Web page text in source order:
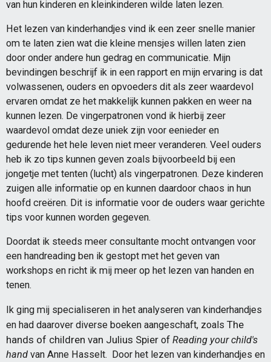
van hun kinderen en kleinkinderen wilde laten lezen.
Het lezen van kinderhandjes vind ik een zeer snelle manier
om te laten zien wat die kleine mensjes willen laten zien
door onder andere hun gedrag en communicatie. Mijn
bevindingen beschrijf ik in een rapport en mijn ervaring is dat
volwassenen, ouders en opvoeders dit als zeer waardevol
ervaren omdat ze het makkelijk kunnen pakken en weer na
kunnen lezen. De vingerpatronen vond ik hierbij zeer
waardevol omdat deze uniek zijn voor eenieder en
gedurende het hele leven niet meer veranderen. Veel ouders
heb ik zo tips kunnen geven zoals bijvoorbeeld bij een
jongetje met tenten (lucht) als vingerpatronen. Deze kinderen
zuigen alle informatie op en kunnen daardoor chaos in hun
hoofd creëren. Dit is informatie voor de ouders waar gerichte
tips voor kunnen worden gegeven.
Doordat ik steeds meer consultante mocht ontvangen voor
een handreading ben ik gestopt met het geven van
workshops en richt ik mij meer op het lezen van handen en
tenen.
Ik ging mij specialiseren in het analyseren van kinderhandjes
en had daarover diverse boeken aangeschaft, zoals The
hands of children van Julius Spier of Reading your child's
hand van Anne Hasselt. Door het lezen van kinderhandjes en